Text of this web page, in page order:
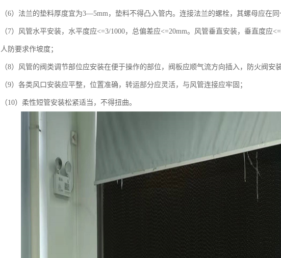
（6）法兰的垫料厚度宜为3—5mm，垫料不得凸入管内。连接法兰的螺栓，其螺母应在同
（7）风管水平安装，水平度应<=3/1000，总偏差应<=20mm。风管垂直安装，垂直度应
人防要求作坡度；
（8）风管的阀类调节部位应安装在便于操作的部位，阀板应顺气流方向插入，防火阀安
（9）各类风口安装应平整，位置准确，转运部分应灵活，与风管连接应牢固；
（10）柔性短管安装松紧适当，不得扭曲。